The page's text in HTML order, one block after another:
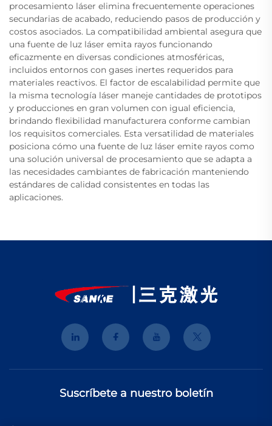
procesamiento láser elimina frecuentemente operaciones
secundarias de acabado, reduciendo pasos de producción y
costos asociados. La compatibilidad ambiental asegura que
una fuente de luz láser emita rayos funcionando
eficazmente en diversas condiciones atmosféricas,
incluidos entornos con gases inertes requeridos para
materiales reactivos. El factor de escalabilidad permite que
la misma tecnología láser maneje cantidades de prototipos
y producciones en gran volumen con igual eficiencia,
brindando flexibilidad manufacturera conforme cambian
los requisitos comerciales. Esta versatilidad de materiales
posiciona cómo una fuente de luz láser emite rayos como
una solución universal de procesamiento que se adapta a
las necesidades cambiantes de fabricación manteniendo
estándares de calidad consistentes en todas las
aplicaciones.
Suscríbete a nuestro boletín